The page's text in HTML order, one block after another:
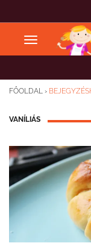
FŐOLDAL ›
VANÍLIÁS